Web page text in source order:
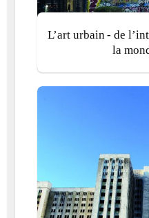
L’art urbain - de
la